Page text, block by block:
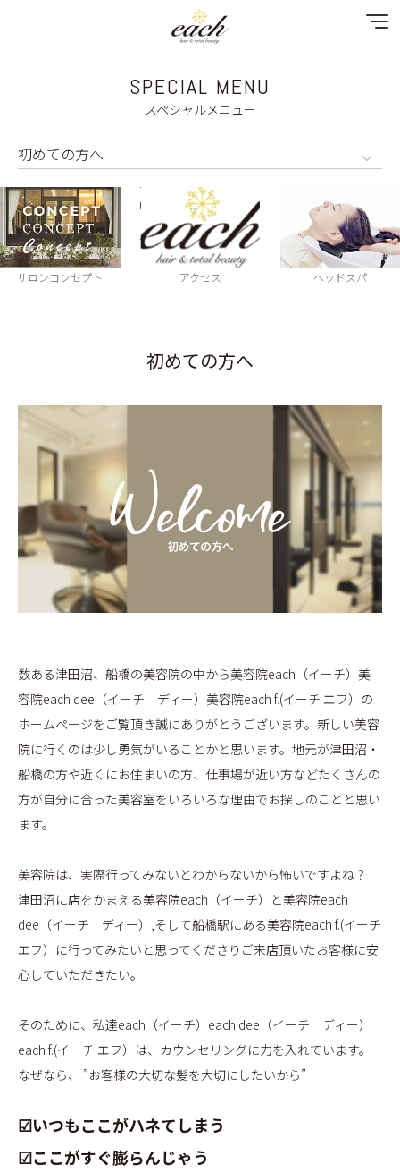
MENU
SHOP & STAFF
COUPON
BLOG
SPECIAL MENU
スペシャルメニュー
サロンコンセプト アクセス ヘッドスパ
初めての方へ
数ある津田沼、船橋の美容院の中から美容院each（イーチ）美
容院each dee（イーチ ディー）美容院each f.(イーチ エフ）の
ホームページをご覧頂き誠にありがとうございます。新しい美容
院に行くのは少し勇気がいることかと思います。地元が津田沼・
船橋の方や近くにお住まいの方、仕事場が近い方などたくさんの
方が自分に合った美容室をいろいろな理由でお探しのことと思い
ます。
美容院は、実際行ってみないとわからないから怖いですよね？
津田沼に店をかまえる美容院each（イーチ）と美容院each
dee（イーチ ディー）,そして船橋駅にある美容院each f.(イーチ
エフ）に行ってみたいと思ってくださりご来店頂いたお客様に安
心していただきたい。
そのために、私達each（イーチ）each dee（イーチ ディー）
each f.(イーチ エフ）は、カウンセリングに力を入れています。
なぜなら、 ”お客様の大切な髪を大切にしたいから”
☑いつもここがハネてしまう
☑ここがすぐ膨らんじゃう